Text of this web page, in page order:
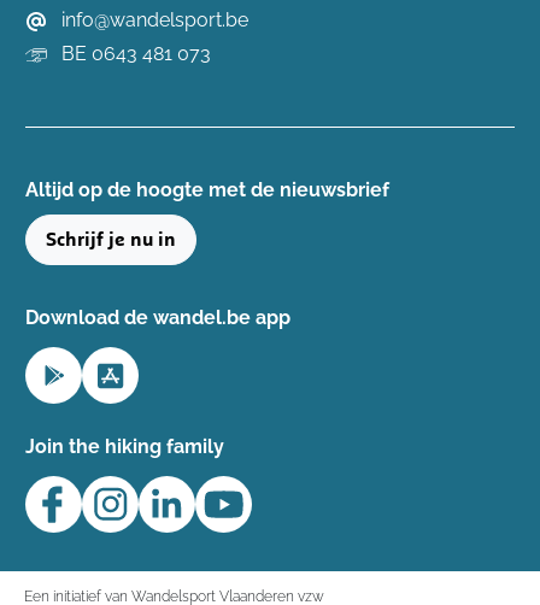
info@wandelsport.be
BE 0643 481 073
Altijd op de hoogte ​met de nieuwsbrief
Schrijf je nu in
Download de wandel.be app
Join the hiking family
Een initiatief van Wandelsport Vlaanderen vzw